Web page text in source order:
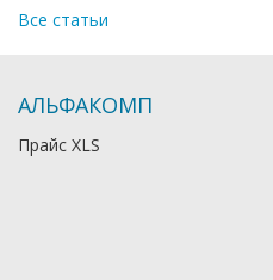
Все статьи
АЛЬФАКОМП
Прайс XLS